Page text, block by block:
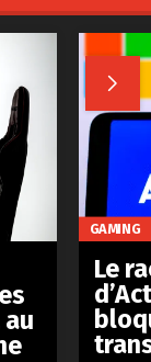

GAMING
Le